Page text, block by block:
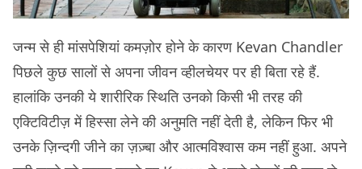
जन्म से ही मांसपेशियां कमज़ोर होने के कारण Kevan Chandler
पिछले कुछ सालों से अपना जीवन व्हीलचेयर पर ही बिता रहे हैं.
हालांकि उनकी ये शारीरिक स्थिति उनको किसी भी तरह की
एक्टिविटीज़ में हिस्सा लेने की अनुमति नहीं देती है, लेकिन फिर भी
उनके ज़िन्दगी जीने का ज़ज़्बा और आत्मविश्वास कम नहीं हुआ. अपने